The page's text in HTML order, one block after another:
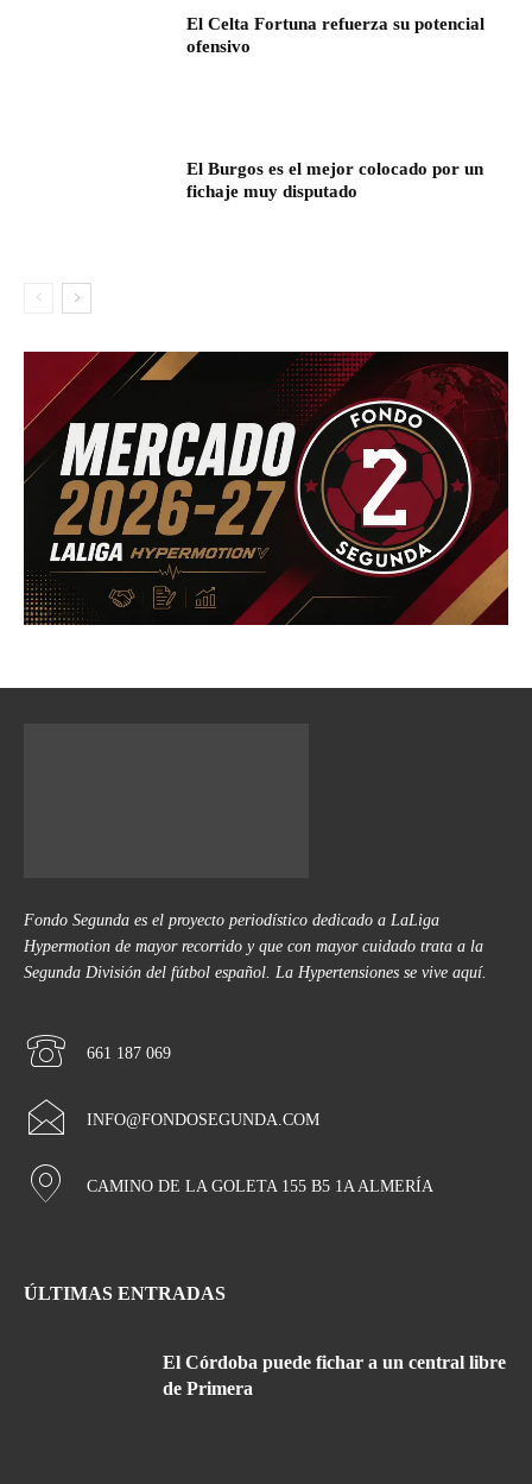
El Celta Fortuna refuerza su potencial
ofensivo
El Burgos es el mejor colocado por un
fichaje muy disputado
Fondo Segunda es el proyecto periodístico dedicado a LaLiga
Hypermotion de mayor recorrido y que con mayor cuidado trata a la
Segunda División del fútbol español. La Hypertensiones se vive aquí.
661 187 069
INFO@FONDOSEGUNDA.COM
CAMINO DE LA GOLETA 155 B5 1A ALMERÍA
ÚLTIMAS ENTRADAS
El Córdoba puede fichar a un central libre
de Primera